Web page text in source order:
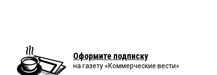
Оформите подписку
на газету «Коммерческие вести»